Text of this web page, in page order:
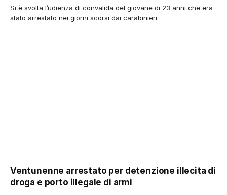
Si è svolta l’udienza di convalida del giovane di 23 anni che era
stato arrestato nei giorni scorsi dai carabinieri…
Ventunenne arrestato per detenzione illecita di
droga e porto illegale di armi